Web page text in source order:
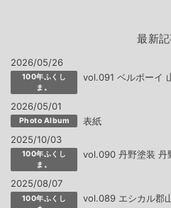
最新
2026/05/26
100年ふくし
ま。
vol.091 ベルボーイ
2026/05/01
Photo Album
表紙
2025/10/03
100年ふくし
ま。
vol.090 丹野塗装 丹
2025/08/07
100年ふくし
vol.089 エシカル郡